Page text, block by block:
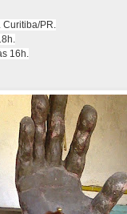
Curitiba/PR.
16h.